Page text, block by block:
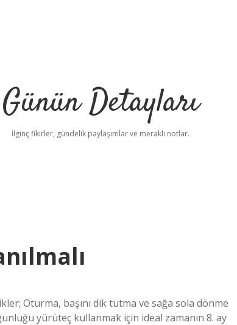
Günün Detayları
İlginç fikirler, gündelik paylaşımlar ve meraklı notlar.
Oturma, başını dik tutma ve sağa sola dönme
yürüteç kullanmak için ideal zamanın 8. ay